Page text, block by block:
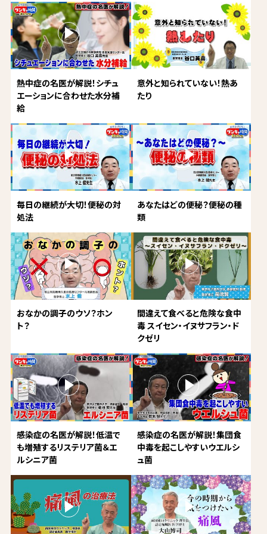
熱中症の名医が解説！シチュ
エーションに合わせた水分補
給
意外と知られていない！熱あ
たり
毎日の継続が大切！便秘の対
処法
あなたはどの便秘？便秘の種
類
おなかの調子のウソ？ホン
ト？
間違えて食べると危険な食中
毒 スイセン・イヌサフラン・ド
クゼリ
感染症の名医が解説！低温で
も増殖するリステリア菌＆エ
ルシニア菌
感染症の名医が解説！集団食
中毒を起こしやすいウエルシ
ュ菌